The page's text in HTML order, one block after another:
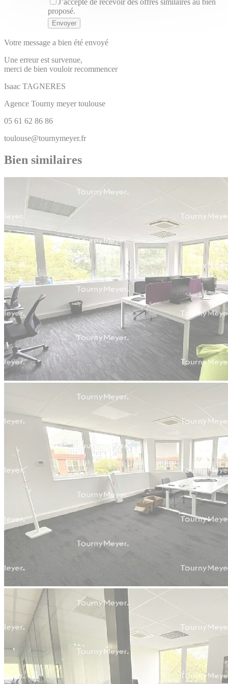
proposé.
Votre message a bien été envoyé
Une erreur est survenue,
merci de bien vouloir recommencer
Isaac TAGNERES
Agence Tourny meyer toulouse
05 61 62 86 86
toulouse@tournymeyer.fr
Bien similaires